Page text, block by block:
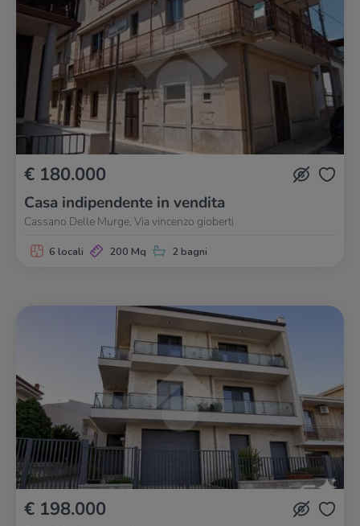
€ 180.000
Casa indipendente in vendita
Cassano Delle Murge, Via vincenzo gioberti
6 locali 200 Mq 2 bagni
€ 198.000